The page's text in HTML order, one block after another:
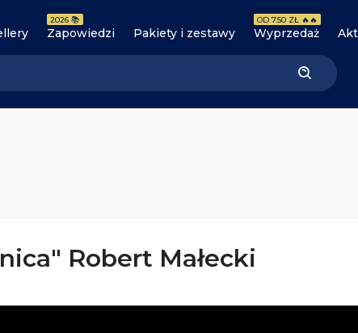
Zapowiedzi
2026 📚
Pakiety i zestawy Wyprzedaż
OD 7.50 ZŁ 🔥🔥
Robert Małecki